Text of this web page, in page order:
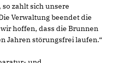
zahlt sich unsere
Verwaltung beendet die
hoffen, dass die Brunnen
Jahren störungsfrei laufen.“